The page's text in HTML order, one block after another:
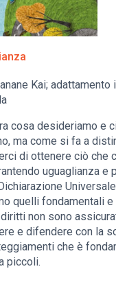
Kai; adattamento
cosa desideriamo e
ma come si fa a
di ottenere ciò che
uguaglianza e
quelli fondamentali
non sono
e difendere con la
che è
piccoli.